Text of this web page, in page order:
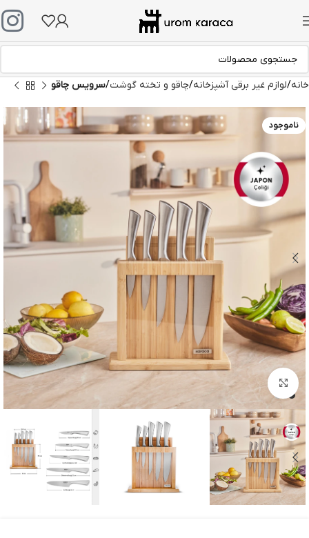
خانه لوازم غیر برقی آشپزخانه چاقو و تخته گوشت سرویس چاقو
ناموجود
بزرگنمایی تصویر